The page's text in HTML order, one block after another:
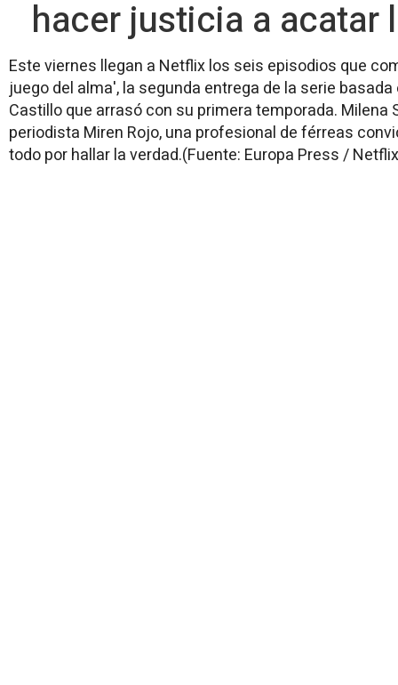
hacer justicia a acatar
Este viernes llegan a Netflix los seis episodios que
juego del alma', la segunda entrega de la serie
Castillo que arrasó con su primera temporada. Milena
periodista Miren Rojo, una profesional de férreas
todo por hallar la verdad.(Fuente: Europa Press /